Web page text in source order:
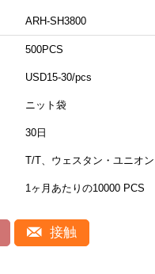
ARH-SH3800
500PCS
USD15-30/pcs
ニット袋
30日
T/T、ウェスタン・ユニオン
1ヶ月あたりの10000 PCS
接触